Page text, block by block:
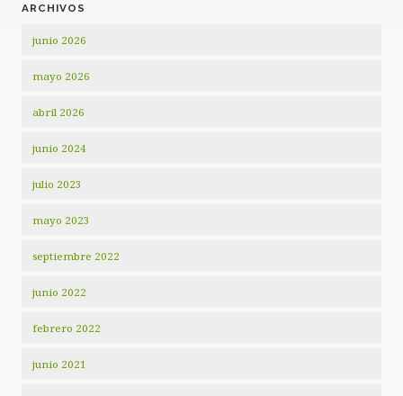
ARCHIVOS
junio 2026
mayo 2026
abril 2026
junio 2024
julio 2023
mayo 2023
septiembre 2022
junio 2022
febrero 2022
junio 2021